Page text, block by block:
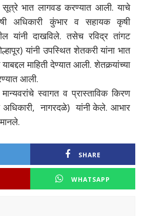
भात लागवड करण्यात आली. याचे
अधिकारी कुंभार व सहायक कृषी
यांनी दाखविले. तसेच रविद्र तांगट
यांनी उपस्थित शेतकरी यांना भात
माहिती देण्यात आली. शेतकर्‍यांच्या
आली.
स्वागत व प्रास्ताविक किरण
अधिकारी, नागरदळे) यांनी केले. आभार
SHARE
WHATSAPP